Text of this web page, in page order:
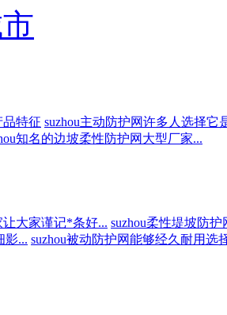
品特征 suzhou主动防护网许多人选择它
知名的边坡柔性防护网大型厂家...
让大家谨记*条好... suzhou柔性堤坡防
影... suzhou被动防护网能够经久耐用选